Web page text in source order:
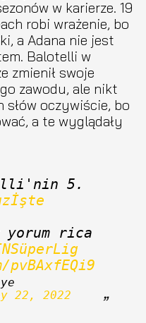
w karierze. 19
robi wrażenie, bo
a Adana nie jest
Balotelli w
zmienił swoje
zawodu, ale nikt
słów oczywiście, bo
a te wyglądały
5.
rica
22, 2022